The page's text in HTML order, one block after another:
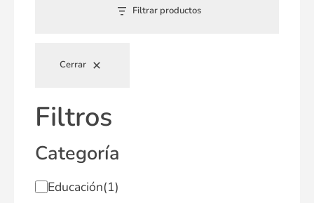
Filtrar productos
Cerrar
Filtros
Categoría
Educación(1)